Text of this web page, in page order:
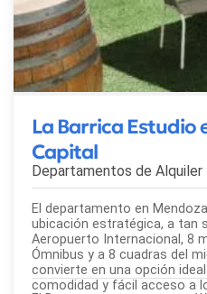
La Barrica Estudio
Capital
Departamentos de
El departamento en
ubicación estratégica, a tan
Aeropuerto Internacional, 8
Ómnibus y a 8 cuadras del
convierte en una opción
comodidad y fácil acceso a